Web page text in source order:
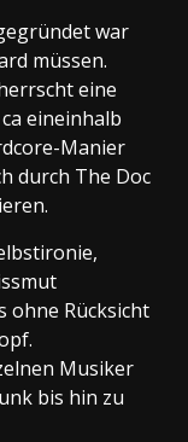
war
müssen.
eine
eineinhalb
Manier
durch The Doc
ohne Rücksicht
Musiker
bis hin zu